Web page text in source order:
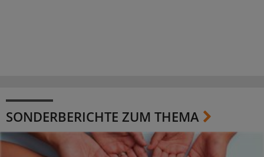
SONDERBERICHTE ZUM THEMA